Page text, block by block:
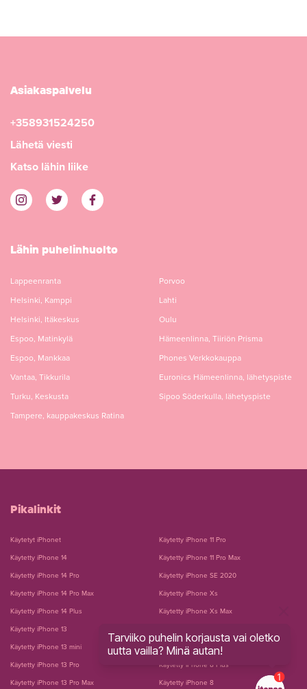
Asiakaspalvelu
+358931524250
Lähetä viesti
Katso lähin liike
Lähin puhelinhuolto
Lappeenranta
Helsinki, Kamppi
Helsinki, Itäkeskus
Espoo, Matinkylä
Espoo, Mankkaa
Vantaa, Tikkurila
Turku, Keskusta
Tampere, kauppakeskus Ratina
Porvoo
Lahti
Oulu
Hämeenlinna, Tiiriön Prisma
Phones Verkkokauppa
Euronics Hämeenlinna, lähetyspiste
Sipoo Söderkulla, lähetyspiste
Pikalinkit
Käytetyt iPhonet
Käytetty iPhone 14
Käytetty iPhone 14 Pro
Käytetty iPhone 14 Pro Max
Käytetty iPhone 14 Plus
Käytetty iPhone 13
Käytetty iPhone 13 mini
Käytetty iPhone 13 Pro
Käytetty iPhone 13 Pro Max
Käytetty iPhone 11 Pro
Käytetty iPhone 11 Pro Max
Käytetty iPhone SE 2020
Käytetty iPhone Xs
Käytetty iPhone Xs Max
Käytetty iPhone X
Käytetty iPhone 8 Plus
Käytetty iPhone 8
Tarviiko puhelin korjausta vai oletko
uutta vailla? Minä autan!